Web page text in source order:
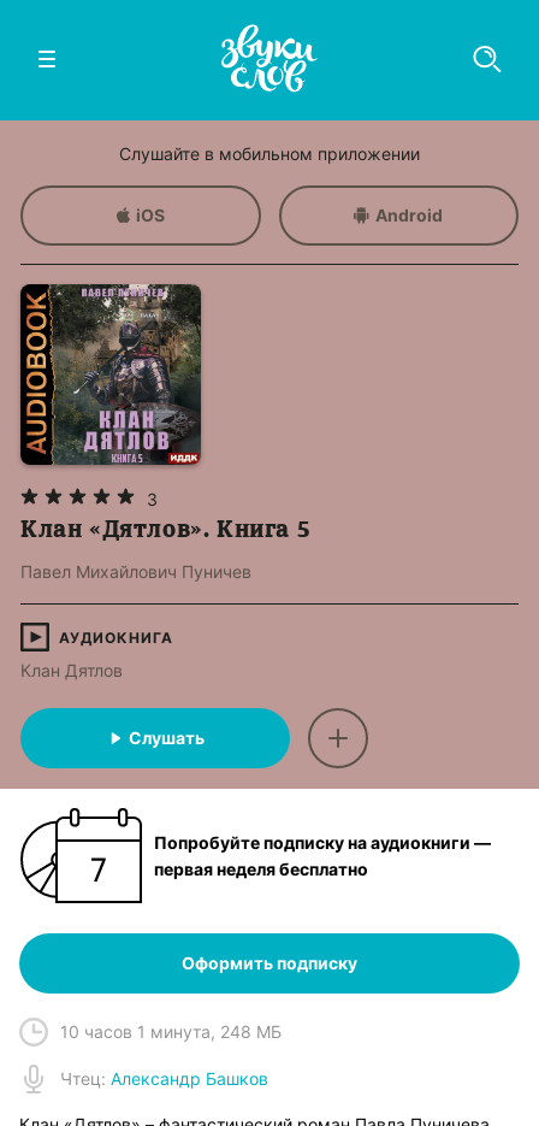
Слушайте в мобильном приложении
iOS Android
3
Клан «Дятлов». Книга 5
Павел Михайлович Пуничев
АУДИОКНИГА
Клан Дятлов
Слушать
Попробуйте подписку на аудиокниги —
первая неделя бесплатно
Оформить подписку
10 часов 1 минута, 248 МБ
Чтец: Александр Башков